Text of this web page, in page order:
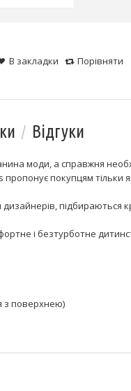
В закладки Порівняти
Відгуки
моди, а справжня
покупцям тільки
підбираються
і безтурботне
з поверхнею)